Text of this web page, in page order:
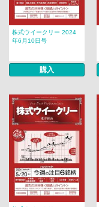
株式ウイークリー 2024
年6月10日号
購入